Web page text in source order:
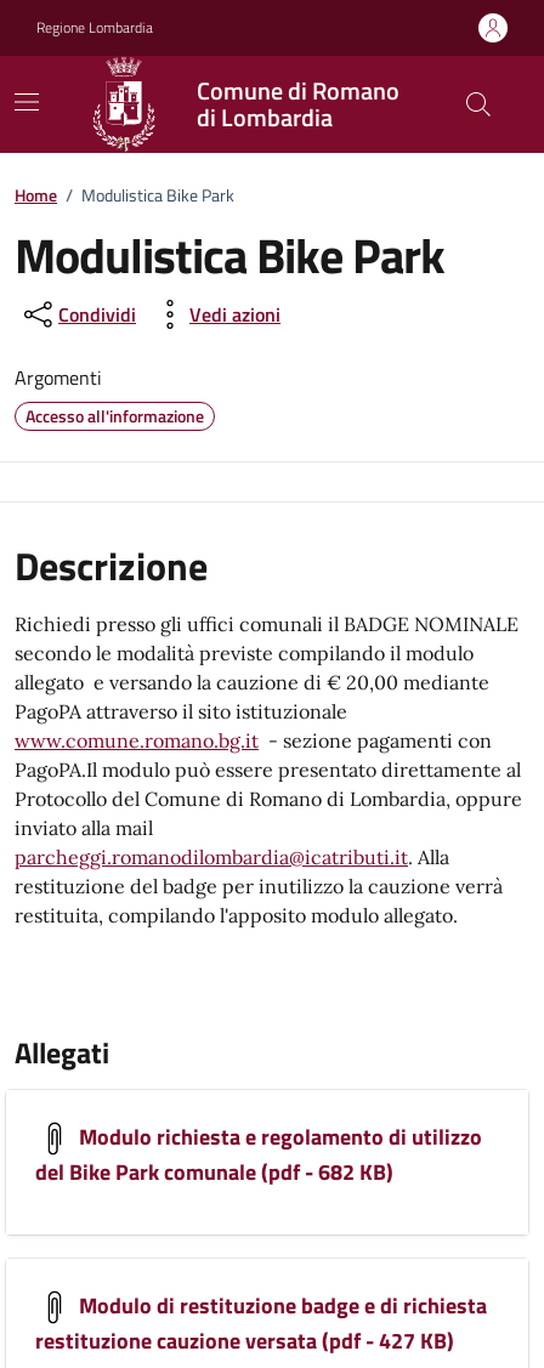
Regione Lombardia
Comune di Romano
di Lombardia
Home / Modulistica Bike Park
Modulistica Bike Park
Condividi Vedi azioni
Argomenti
Accesso all'informazione
Descrizione
Richiedi presso gli uffici comunali il BADGE NOMINALE
secondo le modalità previste compilando il modulo
allegato e versando la cauzione di € 20,00 mediante
PagoPA attraverso il sito istituzionale
www.comune.romano.bg.it - sezione pagamenti con
PagoPA.Il modulo può essere presentato direttamente al
Protocollo del Comune di Romano di Lombardia, oppure
inviato alla mail
parcheggi.romanodilombardia@icatributi.it. Alla
restituzione del badge per inutilizzo la cauzione verrà
restituita, compilando l'apposito modulo allegato.
Allegati
Modulo richiesta e regolamento di utilizzo
del Bike Park comunale (pdf - 682 KB)
Modulo di restituzione badge e di richiesta
restituzione cauzione versata (pdf - 427 KB)